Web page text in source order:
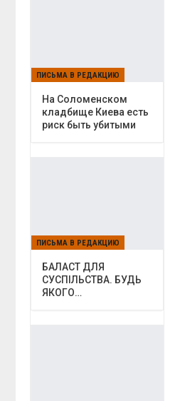
ПИСЬМА В РЕДАКЦИЮ
На Соломенском
кладбище Киева есть
риск быть убитыми
ПИСЬМА В РЕДАКЦИЮ
БАЛАСТ ДЛЯ
СУСПІЛЬСТВА. БУДЬ
ЯКОГО…